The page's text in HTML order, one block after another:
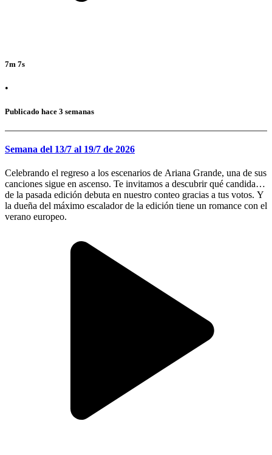
7m 7s
•
Publicado hace 3 semanas
Semana del 13/7 al 19/7 de 2026
Celebrando el regreso a los escenarios de Ariana Grande, una de sus
canciones sigue en ascenso. Te invitamos a descubrir qué candidato
de la pasada edición debuta en nuestro conteo gracias a tus votos. Y
la dueña del máximo escalador de la edición tiene un romance con el
verano europeo.